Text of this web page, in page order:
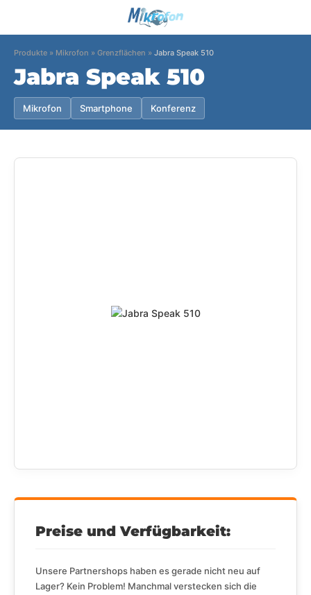
Produkte » Mikrofon » Grenzflächen » Jabra Speak 510
Jabra Speak 510
Mikrofon Smartphone Konferenz
Preise und Verfügbarkeit:
Unsere Partnershops haben es gerade nicht neu auf
Lager? Kein Problem! Manchmal verstecken sich die